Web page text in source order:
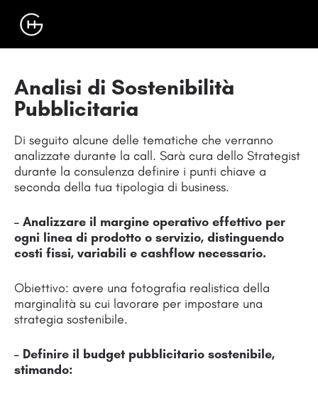
Analisi di Sostenibilità
Pubblicitaria
Di seguito alcune delle tematiche che verranno
analizzate durante la call. Sarà cura dello Strategist
durante la consulenza definire i punti chiave a
seconda della tua tipologia di business.
– Analizzare il margine operativo effettivo per
ogni linea di prodotto o servizio, distinguendo
costi fissi, variabili e cashflow necessario.
Obiettivo: avere una fotografia realistica della
marginalità su cui lavorare per impostare una
strategia sostenibile.
– Definire il budget pubblicitario sostenibile,
stimando: